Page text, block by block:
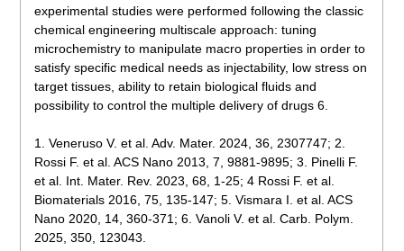
experimental studies were performed following the classic
chemical engineering multiscale approach: tuning
microchemistry to manipulate macro properties in order to
satisfy specific medical needs as injectability, low stress on
target tissues, ability to retain biological fluids and
possibility to control the multiple delivery of drugs 6.
1. Veneruso V. et al. Adv. Mater. 2024, 36, 2307747; 2.
Rossi F. et al. ACS Nano 2013, 7, 9881-9895; 3. Pinelli F.
et al. Int. Mater. Rev. 2023, 68, 1-25; 4 Rossi F. et al.
Biomaterials 2016, 75, 135-147; 5. Vismara I. et al. ACS
Nano 2020, 14, 360-371; 6. Vanoli V. et al. Carb. Polym.
2025, 350, 123043.